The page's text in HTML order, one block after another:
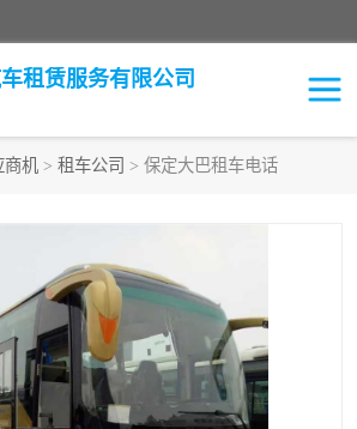
租赁服务有限公司
商机 > 租车公司 > 保定大巴租车电话